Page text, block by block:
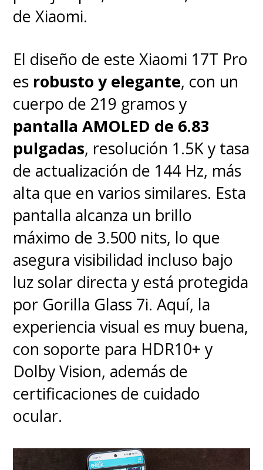
videojuegos para móviles
alguno de los más demandantes
que no rindan bien al máximo de
gráficos,pero en la
configuración
predeterminada puedes jugar
sin problema. Igualmente hay
que ser sinceros: los llamados
usuarios "gamer" no van a ir por
un teléfono de estas
características para
profesionalizar su juego, ni
tampoco irán por un Galaxy S26
Ultra, un HONOR Magic8 Pro ni
un Xiaomi 17 Ultra. Para eso hay
otros como los Redmagic, un
POCO GT o incluso un Infinix,
todos enfocados en los
sabe muy bien.
de Xiaomi.
El diseño de este Xiaomi 17T Pro
es robusto y elegante, con un
cuerpo de 219 gramos y
pantalla AMOLED de 6.83
pulgadas, resolución 1.5K y tasa
de actualización de 144 Hz, más
alta que en varios similares. Esta
pantalla alcanza un brillo
máximo de 3.500 nits, lo que
asegura visibilidad incluso bajo
luz solar directa y está protegida
por Gorilla Glass 7i. Aquí, la
experiencia visual es muy buena,
con soporte para HDR10+ y
Dolby Vision, además de
certificaciones de cuidado
ocular.